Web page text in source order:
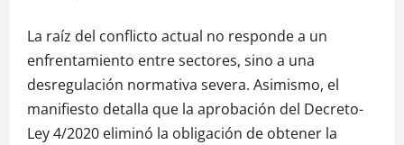
La raíz del conflicto actual no responde a un
enfrentamiento entre sectores, sino a una
desregulación normativa severa. Asimismo, el
manifiesto detalla que la aprobación del Decreto-
Ley 4/2020 eliminó la obligación de obtener la